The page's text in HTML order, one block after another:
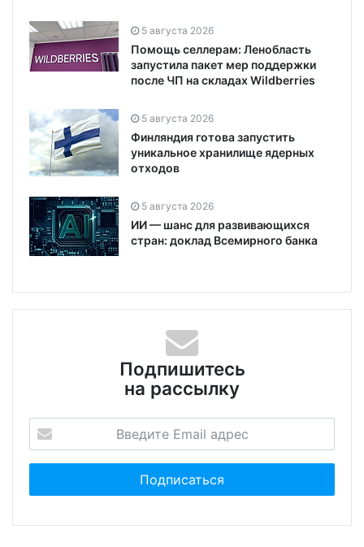
5 августа 2026
Помощь селлерам: Ленобласть
запустила пакет мер поддержки
после ЧП на складах Wildberries
5 августа 2026
Финляндия готова запустить
уникальное хранилище ядерных
отходов
5 августа 2026
ИИ — шанс для развивающихся
стран: доклад Всемирного банка
Подпишитесь
на рассылку